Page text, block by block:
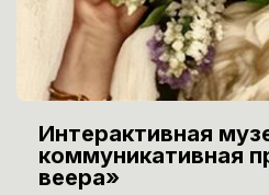
Интерактивная
коммуникативная
веера»